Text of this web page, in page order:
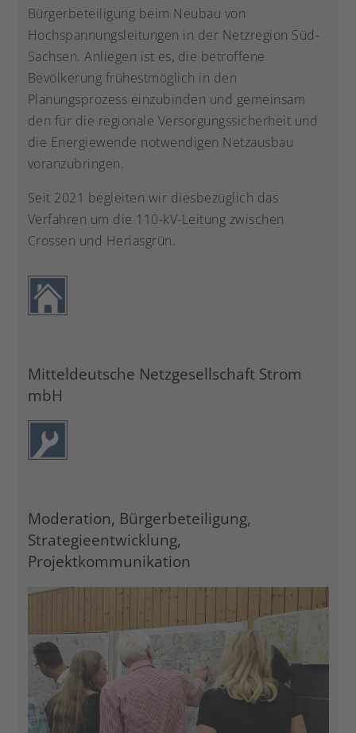
Bürgerbeteiligung beim Neubau von
Hochspannungsleitungen in der Netzregion Süd-
Sachsen. Anliegen ist es, die betroffene
Bevölkerung frühestmöglich in den
Planungsprozess einzubinden und gemeinsam
den für die regionale Versorgungssicherheit und
die Energiewende notwendigen Netzausbau
voranzubringen.
Seit 2021 begleiten wir diesbezüglich das
Verfahren um die 110-kV-Leitung zwischen
Crossen und Herlasgrün.
Mitteldeutsche Netzgesellschaft Strom
mbH
Moderation, Bürgerbeteiligung,
Strategieentwicklung,
Projektkommunikation